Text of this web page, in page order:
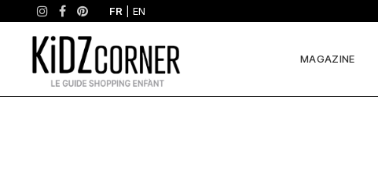
FR |EN
MAGAZINE